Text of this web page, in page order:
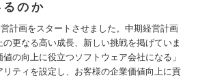
のか
計画をスタートさせました。中期経営計画
更なる高い成長、新しい挑戦を掲げていま
の向上に役立つソフトウェア会社になる」
リティを設定し、お客様の企業価値向上に貢